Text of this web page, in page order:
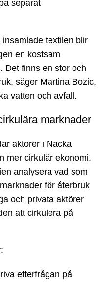
separat
textilen blir
en kostsam
Det finns en stor och
säger Martina Bozic,
vatten och avfall.
marknader
aktörer i Nacka
mer cirkulär ekonomi.
analysera vad som
för återbruk
och privata aktörer
att cirkulera på
efterfrågan på